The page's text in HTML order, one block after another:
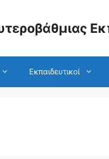
Εκπαιδευτικοί